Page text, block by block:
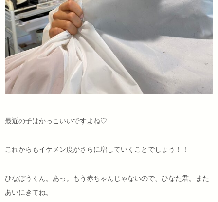
最近の子はかっこいいですよね♡
これからもイケメン度がさらに増していくことでしょう！！
ひなぼうくん。あっ。もう赤ちゃんじゃないので、ひなた君。また
あいにきてね。